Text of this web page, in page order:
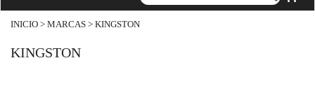
INICIO > MARCAS > KINGSTON
KINGSTON